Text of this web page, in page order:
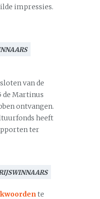
impressies.
van de
de Martinus
ontvangen.
heeft
ter
te